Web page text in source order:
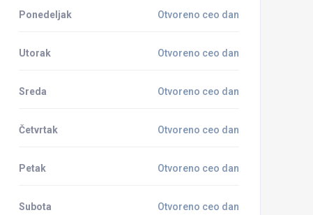
Ponedeljak Otvoreno ceo dan
Utorak Otvoreno ceo dan
Sreda Otvoreno ceo dan
Četvrtak Otvoreno ceo dan
Petak Otvoreno ceo dan
Subota Otvoreno ceo dan